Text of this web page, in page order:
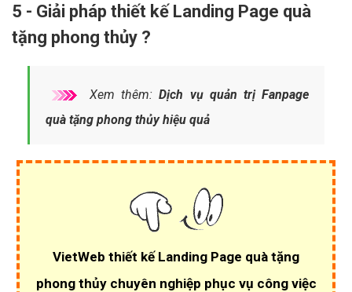
5 - Giải pháp thiết kế Landing Page quà
tặng phong thủy ?
Xem thêm:Dịch vụ quản trị Fanpage
quà tặng phong thủy hiệu quả
VietWeb thiết kế Landing Page quà tặng
phong thủy chuyên nghiệp phục vụ công việc